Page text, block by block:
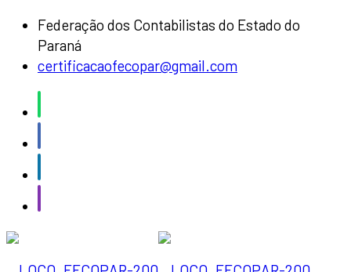
Federação dos Contabilistas do Estado do
Paraná
certificacaofecopar@gmail.com